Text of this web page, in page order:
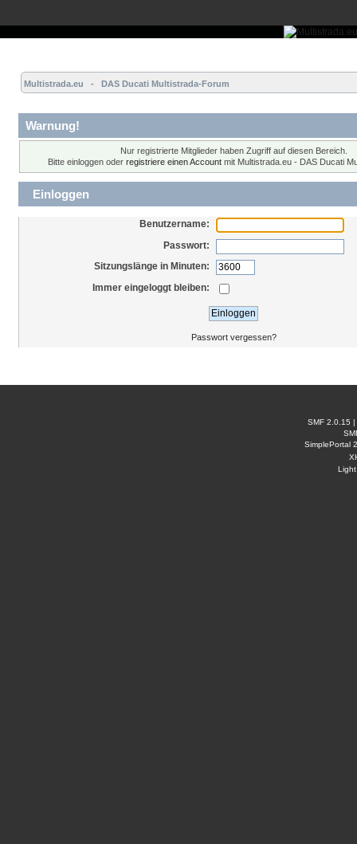
Multistrada.eu   -   DAS Ducati Multistrada-Forum
Warnung!
Nur registrierte Mitglieder haben Zugriff auf diesen Bereich.
Bitte einloggen oder registriere einen Accountmit Multistrada.eu - DAS Ducati
Einloggen
Benutzername:
Passwort:
Sitzungslänge in Minuten:
Immer eingeloggt bleiben:
Passwort vergessen?
SMF 2.0.15
SimplePortal